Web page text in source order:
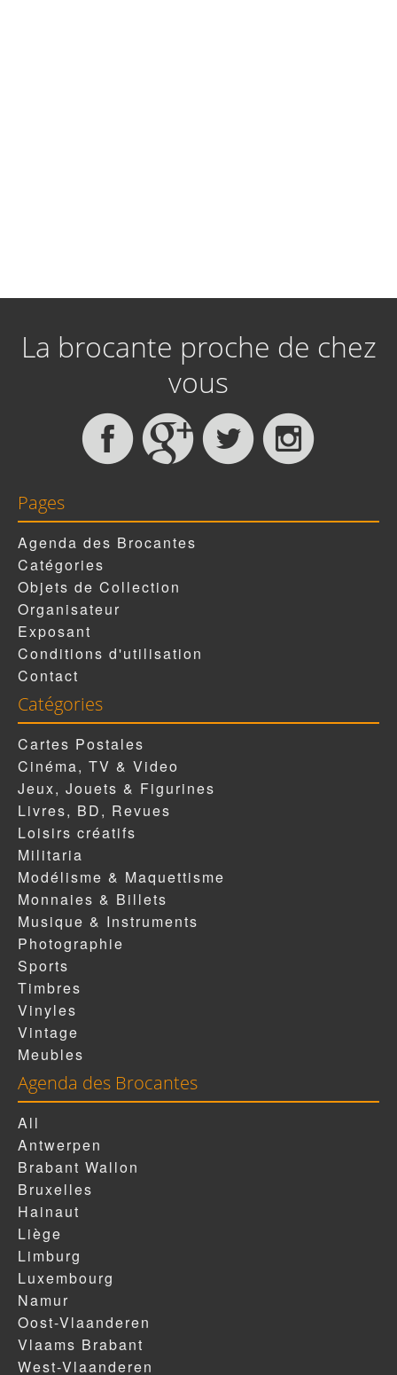
La brocante proche de chez
vous
Pages
Agenda des Brocantes
Catégories
Objets de Collection
Organisateur
Exposant
Conditions d'utilisation
Contact
Catégories
Cartes Postales
Cinéma, TV & Video
Jeux, Jouets & Figurines
Livres, BD, Revues
Loisirs créatifs
Militaria
Modélisme & Maquettisme
Monnaies & Billets
Musique & Instruments
Photographie
Sports
Timbres
Vinyles
Vintage
Meubles
Agenda des Brocantes
All
Antwerpen
Brabant Wallon
Bruxelles
Hainaut
Liège
Limburg
Luxembourg
Namur
Oost-Vlaanderen
Vlaams Brabant
West-Vlaanderen